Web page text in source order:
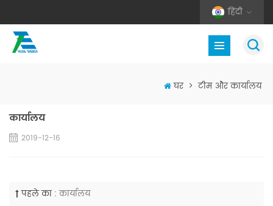
हिंदी
घर > टीम और कार्यालय
कार्यालय
2019-12-16
पहले का : कार्यालय